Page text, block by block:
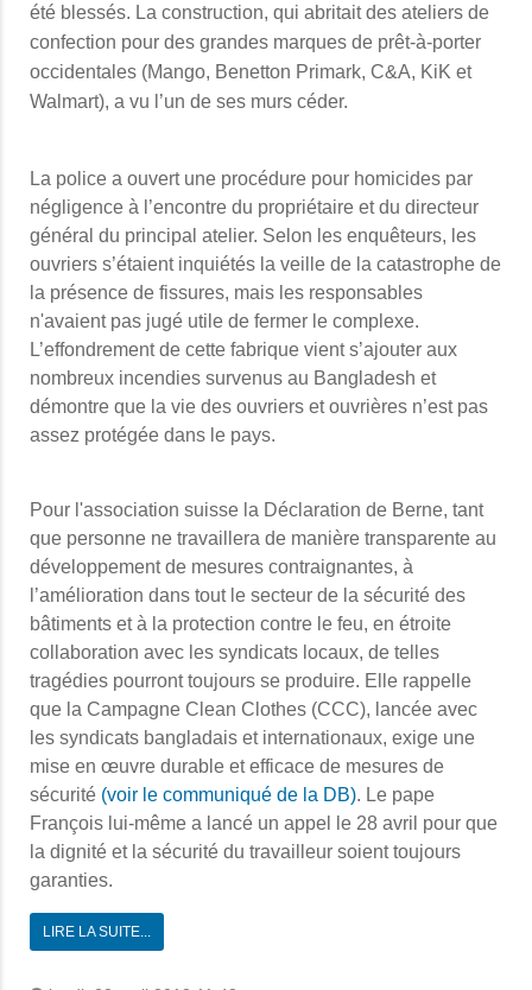
été blessés. La construction, qui abritait des ateliers de
confection pour des grandes marques de prêt-à-porter
occidentales (Mango, Benetton Primark, C&A, KiK et
Walmart), a vu l’un de ses murs céder.
La police a ouvert une procédure pour homicides par
négligence à l’encontre du propriétaire et du directeur
général du principal atelier. Selon les enquêteurs, les
ouvriers s’étaient inquiétés la veille de la catastrophe de
la présence de fissures, mais les responsables
n'avaient pas jugé utile de fermer le complexe.
L’effondrement de cette fabrique vient s’ajouter aux
nombreux incendies survenus au Bangladesh et
démontre que la vie des ouvriers et ouvrières n’est pas
assez protégée dans le pays.
Pour l'association suisse la Déclaration de Berne, tant
que personne ne travaillera de manière transparente au
développement de mesures contraignantes, à
l’amélioration dans tout le secteur de la sécurité des
bâtiments et à la protection contre le feu, en étroite
collaboration avec les syndicats locaux, de telles
tragédies pourront toujours se produire. Elle rappelle
que la Campagne Clean Clothes (CCC), lancée avec
les syndicats bangladais et internationaux, exige une
mise en œuvre durable et efficace de mesures de
sécurité (voir le communiqué de la DB). Le pape
François lui-même a lancé un appel le 28 avril pour que
la dignité et la sécurité du travailleur soient toujours
garanties.
LIRE LA SUITE...